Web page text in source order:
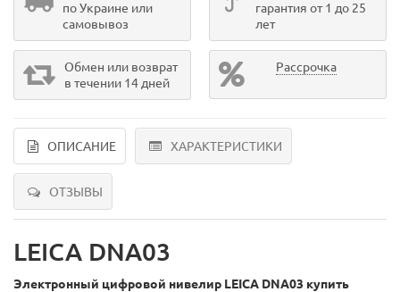
по Украине или
самовывоз
гарантия от 1 до 25
лет
Обмен или возврат
в течении 14 дней
Рассрочка
ОПИСАНИЕ ХАРАКТЕРИСТИКИ
ОТЗЫВЫ
LEICA DNA03
Электронный цифровой нивелир LEICA DNA03 купить